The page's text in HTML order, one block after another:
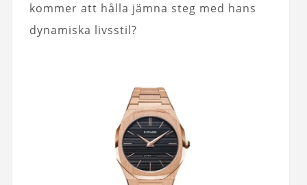
kommer att hålla jämna steg med hans
dynamiska livsstil?